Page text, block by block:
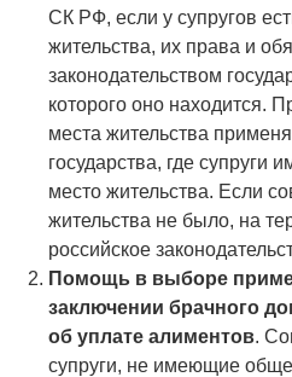
СК РФ, если у супругов
жительства, их права и
законодательством
которого оно находится.
места жительства
государства, где супруги
место жительства. Если
жительства не было, на
российское
Помощь в выборе
заключении брачного
об уплате алиментов.
супруги, не имеющие